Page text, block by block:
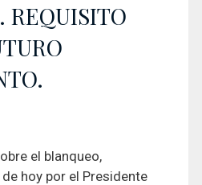
REQUISITO
el blanqueo,
hoy por el Presidente